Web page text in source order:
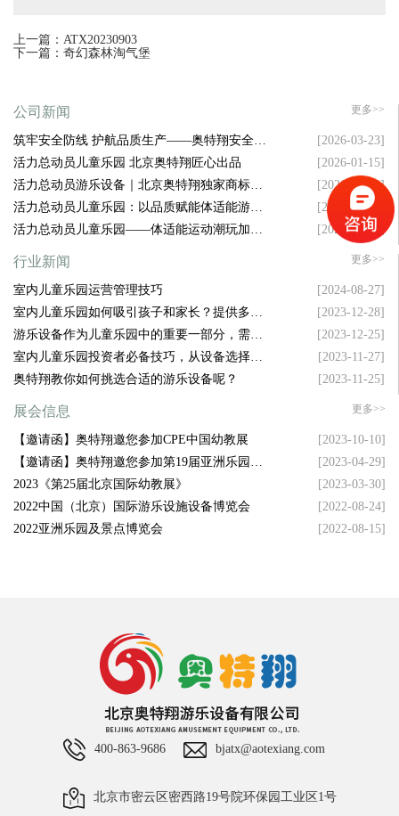
上一篇：ATX20230903
下一篇：奇幻森林淘气堡
公司新闻 更多>>
筑牢安全防线 护航品质生产——奥特翔安全生
产大会顺利召开
[2026-03-23]
活力总动员儿童乐园 北京奥特翔匠心出品
[2026-01-15]
活力总动员游乐设备｜北京奥特翔独家商标坐
镇，拿捏游乐圈流量密码
[2026-01-13]
活力总动员儿童乐园：以品质赋能体适能游乐
新升级
[2026-01-10]
活力总动员儿童乐园——体适能运动潮玩加盟
[2026-01-06]
行业新闻 更多>>
室内儿童乐园运营管理技巧
[2024-08-27]
室内儿童乐园如何吸引孩子和家长？提供多样
化设施是关键！
[2023-12-28]
游乐设备作为儿童乐园中的重要一部分，需要
具备哪些特点才能吸引孩子的注意力呢？
[2023-12-25]
室内儿童乐园投资者必备技巧，从设备选择到
空间布局，样样精通！
[2023-11-27]
奥特翔教你如何挑选合适的游乐设备呢？
[2023-11-25]
展会信息 更多>>
【邀请函】奥特翔邀您参加CPE中国幼教展
[2023-10-10]
【邀请函】奥特翔邀您参加第19届亚洲乐园及
景点博览会
[2023-04-29]
2023《第25届北京国际幼教展》
[2023-03-30]
2022中国（北京）国际游乐设施设备博览会
[2022-08-24]
2022亚洲乐园及景点博览会
[2022-08-15]
400-863-9686 bjatx@aotexiang.com
北京市密云区密西路19号院环保园工业区1号